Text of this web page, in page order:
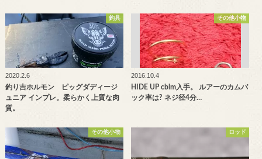
釣具
2020.2.6
釣り吉ホルモン ピッグダディージ
ュニア インプレ。柔らかく上質な肉
質。
その他小物
2016.10.4
HIDE UP cblm入手。 ルアーのカムバ
ック率は? ネジ径4分…
その他小物 ロッド